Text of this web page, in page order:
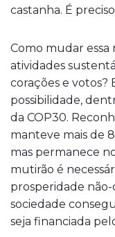
castanha. É
Como mudar essa
atividades
corações e votos?
possibilidade,
da COP30.
manteve mais de
mas permanece
mutirão é
prosperidade
sociedade
seja financiada